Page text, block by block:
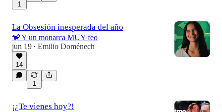
1
La Obsesión inesperada del año
🐒 Y un monarca MUY feo
jun 19 • Emilio Doménech
14
1
¡¿Te vienes hoy?!